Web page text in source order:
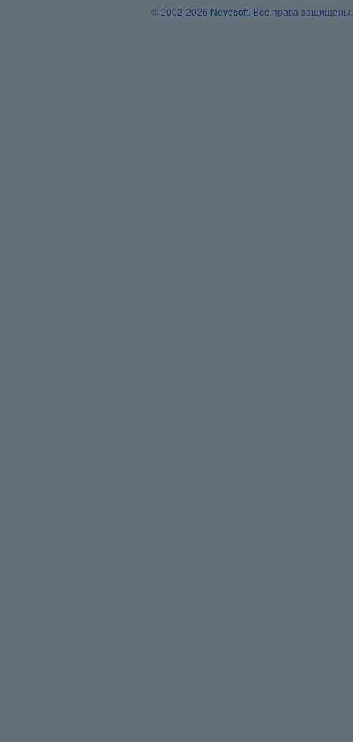
© 2002-2026 Nevosoft . Все права защищены